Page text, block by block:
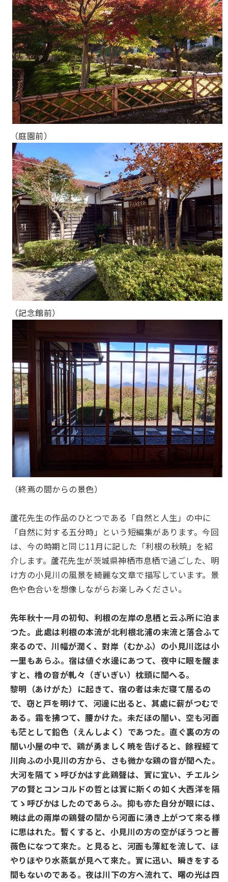
（庭園前）
（記念館前）
（終焉の間からの景色）
蘆花先生の作品のひとつである「自然と人生」の中に
「自然に対する五分時」という短編集があります。今回
は、今の時期と同じ11月に記した「利根の秋暁」を紹
介します。蘆花先生が茨城県神栖市息栖で過ごした、明
け方の小見川の風景を綺麗な文章で描写しています。景
色や色合いを想像しながらお楽しみください。
先年秋十一月の初旬、利根の左岸の息栖と云ふ所に泊ま
つた。此處は利根の本流が北利根北浦の末流と落合ふて
來るので、川幅が濶く、對岸（むかふ）の小見川迄は小
一里もあらふ。宿は値ぐ水邊にあつて、夜中に眼を醒ま
すと、櫓の音が軋々（ぎいぎい）枕頭に聞へる。
黎明（あけがた）に起きて、宿の者は未だ寝て居るの
で、窃と戸を明けて、河邊に出ると、其處に薪がつむで
ある。霜を拂つて、腰かけた。未だほの闇い、空も河面
も茫として鉛色（えんしよく）であつた。直ぐ裏の方の
闇い小屋の中で、鶏が勇ましく暁を告げると、餘程經て
川向ふの小見川の方から、さも微かな鶏の音が聞へた。
大河を隔てゝ呼びかはす此鶏聲は、實に宜い、チエルシ
アの賢とコンコルドの哲とは實に斯くの如く大西洋を隔
てゝ呼びかはしたのであらふ。抑も亦た自分が眼には、
暁は此の兩岸の鶏聲の間から河面に湧き上がつて來る様
に思はれた。暫くすると、小見川の方の空がぼうつと薔
薇色になつて來た。と見ると、河面も薄紅を流して、ほ
やりほやり水蒸氣が見へて來た。實に迅い、瞬きをする
間もないのである。夜は川下の方へ流れて、曙の光は四